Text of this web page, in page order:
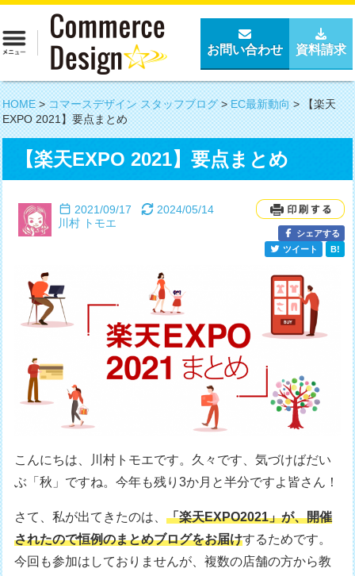
お問い合わせ 資料請求
HOME>コマースデザイン スタッフブログ>EC最新動向>【楽天
EXPO 2021】要点まとめ
【楽天EXPO 2021】要点まとめ
2021/09/17
2024/05/14
川村 トモエ
シェアする
ツイート
B!
こんにちは、川村トモエです。久々です、気づけばだい
ぶ「秋」ですね。今年も残り3か月と半分ですよ皆さん！
さて、私が出てきたのは、「楽天EXPO2021」が、開催
されたので恒例のまとめブログをお届けするためです。
今回も参加はしておりませんが、複数の店舗の方から教